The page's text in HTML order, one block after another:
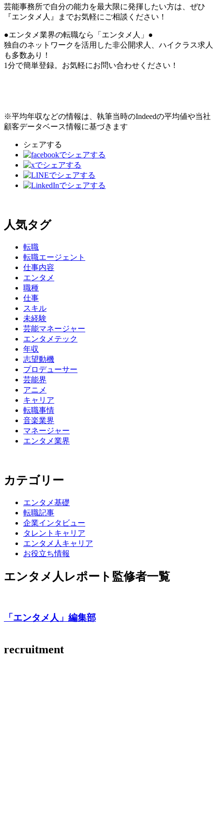
芸能事務所で自分の能力を最大限に発揮したい方は、ぜひ
『エンタメ人』までお気軽にご相談ください！
●エンタメ業界の転職なら「エンタメ人」●
独自のネットワークを活用した非公開求人、ハイクラス求人
も多数あり！
1分で簡単登録。お気軽にお問い合わせください！
※平均年収などの情報は、執筆当時のIndeedの平均値や当社
顧客データベース情報に基づきます
シェアする
人気タグ
転職
転職エージェント
仕事内容
エンタメ
職種
仕事
スキル
未経験
芸能マネージャー
エンタメテック
年収
志望動機
プロデューサー
芸能界
アニメ
キャリア
転職事情
音楽業界
マネージャー
エンタメ業界
カテゴリー
エンタメ基礎
転職記事
企業インタビュー
タレントキャリア
エンタメ人キャリア
お役立ち情報
エンタメ人レポート監修者一覧
「エンタメ⼈」編集部
recruitment